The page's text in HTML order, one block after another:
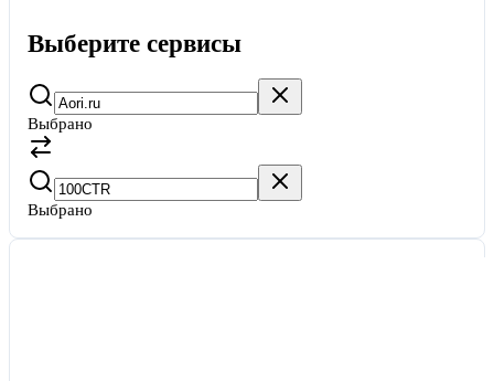
Выберите сервисы
Выбрано
Выбрано